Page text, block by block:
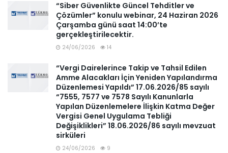
“Siber Güvenlikte Güncel Tehditler ve
Çözümler” konulu webinar, 24 Haziran 2026
Çarşamba günü saat 14:00’te
gerçekleştirilecektir.
24/06/2026 14
“Vergi Dairelerince Takip ve Tahsil Edilen
Amme Alacakları İçin Yeniden Yapılandırma
Düzenlemesi Yapıldı” 17.06.2026/85 sayılı
“7555, 7577 ve 7578 Sayılı Kanunlarla
Yapılan Düzenlemelere İlişkin Katma Değer
Vergisi Genel Uygulama Tebliği
Değişiklikleri” 18.06.2026/86 sayılı mevzuat
sirküleri
24/06/2026 9